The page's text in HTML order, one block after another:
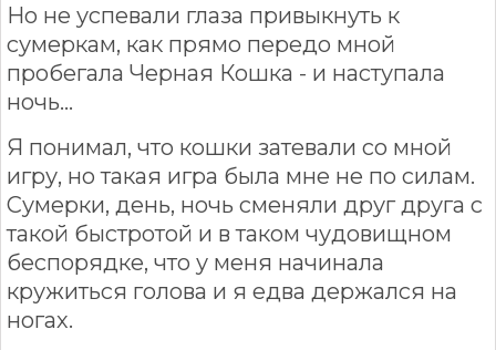
Но не успевали глаза привыкнуть к
сумеркам, как прямо передо мной
пробегала Черная Кошка - и наступала
ночь...
Я понимал, что кошки затевали со мной
игру, но такая игра была мне не по силам.
Сумерки, день, ночь сменяли друг друга с
такой быстротой и в таком чудовищном
беспорядке, что у меня начинала
кружиться голова и я едва держался на
ногах.